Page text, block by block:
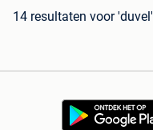
14 resultaten voor 'duvel'